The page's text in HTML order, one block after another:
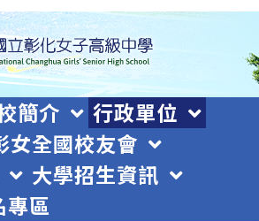
簡介
行政單位
女全國校友會
大學招生資訊
專區